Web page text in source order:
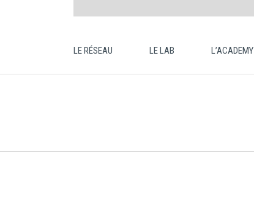
LE RÉSEAU LE LAB L’ACADEMY